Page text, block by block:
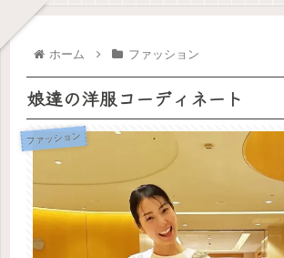
ホーム ファッション
娘達の洋服コーディネート
ファッション